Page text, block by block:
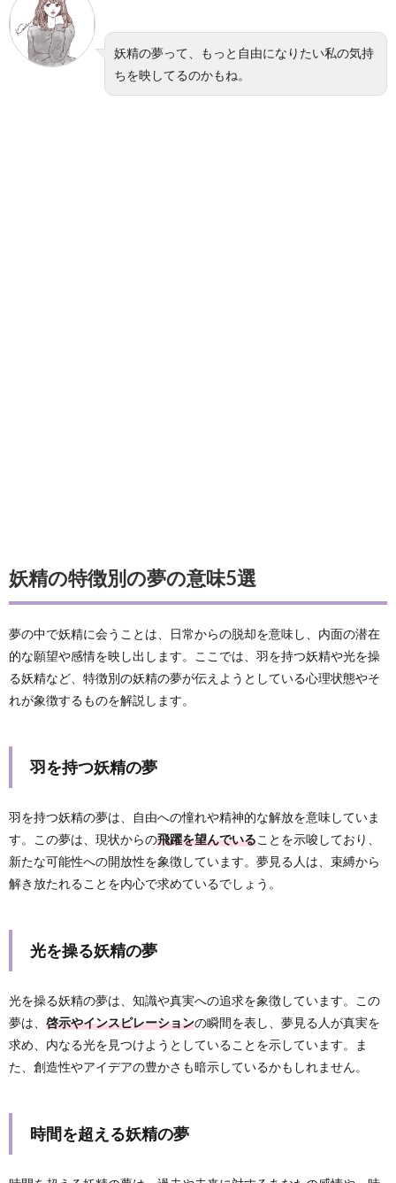
妖精の夢って、もっと自由になりたい私の気持
ちを映してるのかもね。
妖精の特徴別の夢の意味5選
夢の中で妖精に会うことは、日常からの脱却を意味し、内面の潜在
的な願望や感情を映し出します。ここでは、羽を持つ妖精や光を操
る妖精など、特徴別の妖精の夢が伝えようとしている心理状態やそ
れが象徴するものを解説します。
羽を持つ妖精の夢
羽を持つ妖精の夢は、自由への憧れや精神的な解放を意味していま
す。この夢は、現状からの飛躍を望んでいることを示唆しており、
新たな可能性への開放性を象徴しています。夢見る人は、束縛から
解き放たれることを内心で求めているでしょう。
光を操る妖精の夢
光を操る妖精の夢は、知識や真実への追求を象徴しています。この
夢は、 啓示やインスピレーションの瞬間を表し、夢見る人が真実を
求め、内なる光を見つけようとしていることを示しています。ま
た、創造性やアイデアの豊かさも暗示しているかもしれません。
時間を超える妖精の夢